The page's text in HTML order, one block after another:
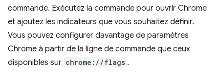
commande. Exécutez la commande pour ouvrir Chrome
et ajoutez les indicateurs que vous souhaitez définir.
Vous pouvez configurer davantage de paramètres
Chrome à partir de la ligne de commande que ceux
disponibles sur chrome://flags .